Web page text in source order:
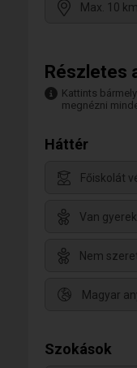
Max. 10
Részletes
Kattints
megnézni
Háttér
Főiskolát
Van
Nem
Magyar
Szokások